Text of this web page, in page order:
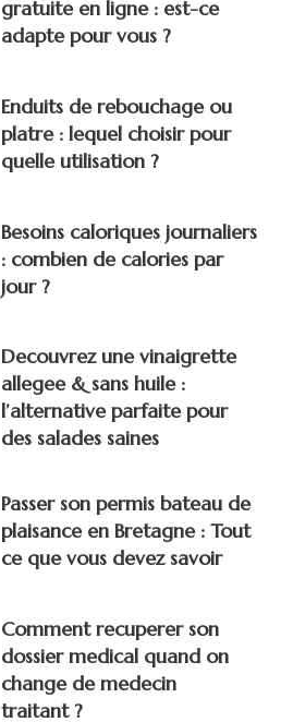
gratuite en ligne : est-ce
adapte pour vous ?
Enduits de rebouchage ou
platre : lequel choisir pour
quelle utilisation ?
Besoins caloriques journaliers
: combien de calories par
jour ?
Decouvrez une vinaigrette
allegee & sans huile :
l’alternative parfaite pour
des salades saines
Passer son permis bateau de
plaisance en Bretagne : Tout
ce que vous devez savoir
Comment recuperer son
dossier medical quand on
change de medecin
traitant ?